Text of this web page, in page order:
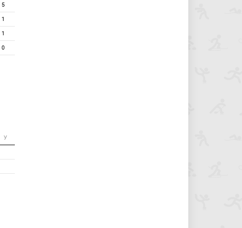
5
1
1
0
У